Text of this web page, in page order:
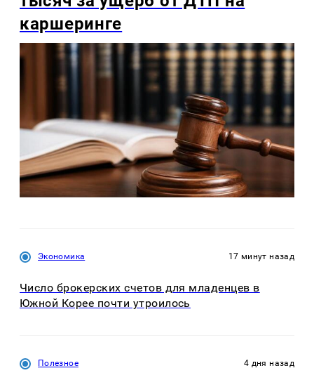
каршеринге
Экономика 17 минут назад
Число брокерских счетов для младенцев в
Южной Корее почти утроилось
Полезное 4 дня назад